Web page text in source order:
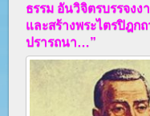
ธรรม อันวิจิตรบรรจงง
และสร้างพระไตรปิฎก
ปรารถนา…”